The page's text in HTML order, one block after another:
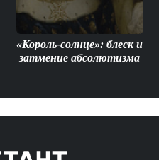
«Король-солнце»: блеск и
затмение абсолютизма